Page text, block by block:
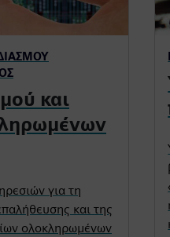
και
για τη
και της
ολοκληρωμένων